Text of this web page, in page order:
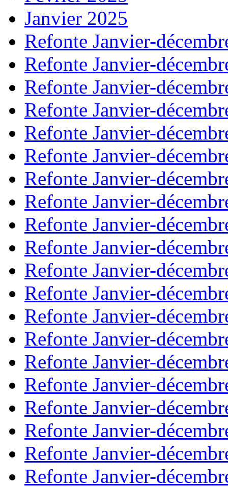
Janvier 2025
Refonte Janvier-
Refonte Janvier-
Refonte Janvier-
Refonte Janvier-
Refonte Janvier-
Refonte Janvier-
Refonte Janvier-
Refonte Janvier-
Refonte Janvier-
Refonte Janvier-
Refonte Janvier-
Refonte Janvier-
Refonte Janvier-
Refonte Janvier-
Refonte Janvier-
Refonte Janvier-
Refonte Janvier-
Refonte Janvier-
Refonte Janvier-
Refonte Janvier-